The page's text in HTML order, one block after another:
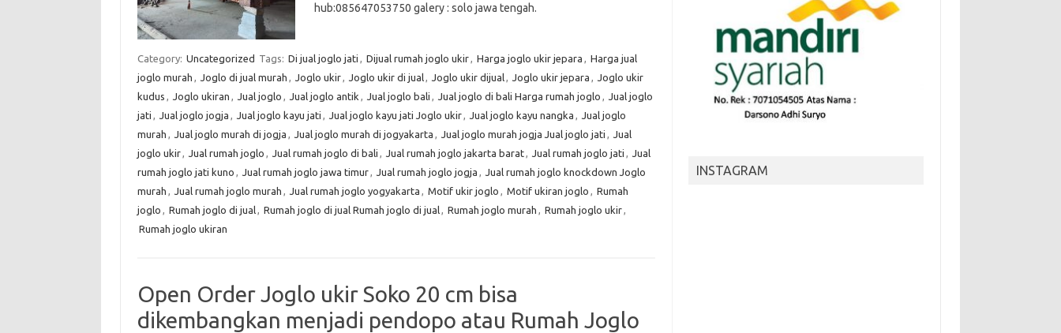
hub:085647053750 galery : solo jawa tengah.
Category: Uncategorized Tags: Di jual joglo jati , Dijual rumah joglo ukir, Harga joglo ukir jepara , Harga jual
joglo murah , Joglo di jual murah , Joglo ukir, Joglo ukir di jual, Joglo ukir dijual, Joglo ukir jepara , Joglo ukir
kudus , Joglo ukiran , Jual joglo , Jual joglo antik , Jual joglo bali , Jual joglo di bali Harga rumah joglo , Jual joglo
jati , Jual joglo jogja , Jual joglo kayu jati , Jual joglo kayu jati Joglo ukir, Jual joglo kayu nangka , Jual joglo
murah , Jual joglo murah di jogja , Jual joglo murah di jogyakarta , Jual joglo murah jogja Jual joglo jati , Jual
joglo ukir, Jual rumah joglo , Jual rumah joglo di bali , Jual rumah joglo jakarta barat, Jual rumah joglo jati , Jual
rumah joglo jati kuno , Jual rumah joglo jawa timur, Jual rumah joglo jogja , Jual rumah joglo knockdown Joglo
murah , Jual rumah joglo murah , Jual rumah joglo yogyakarta , Motif ukir joglo , Motif ukiran joglo , Rumah
joglo , Rumah joglo di jual, Rumah joglo di jual Rumah joglo di jual, Rumah joglo murah , Rumah joglo ukir,
Rumah joglo ukiran
Open Order Joglo ukir Soko 20 cm bisa
dikembangkan menjadi pendopo atau Rumah Joglo
INSTAGRAM